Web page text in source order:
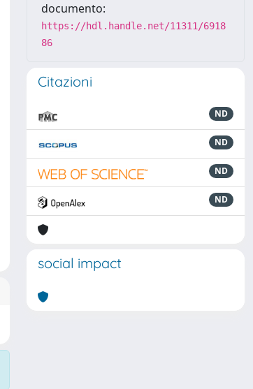
documento:
https://hdl.handle.net/11311/6918
86
Citazioni
ND
ND
ND
ND
social impact